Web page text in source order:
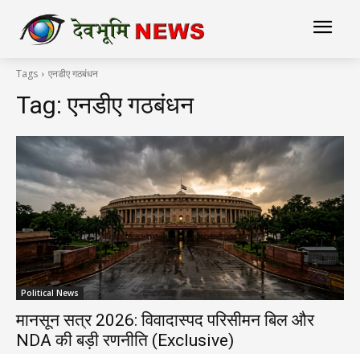
Tags एनडीए गठबंधन
Tag:एनडीए गठबंधन
Political News
मानसून सत्र 2026: विवादास्पद परिसीमन बिल और
NDA की बड़ी रणनीति (Exclusive)